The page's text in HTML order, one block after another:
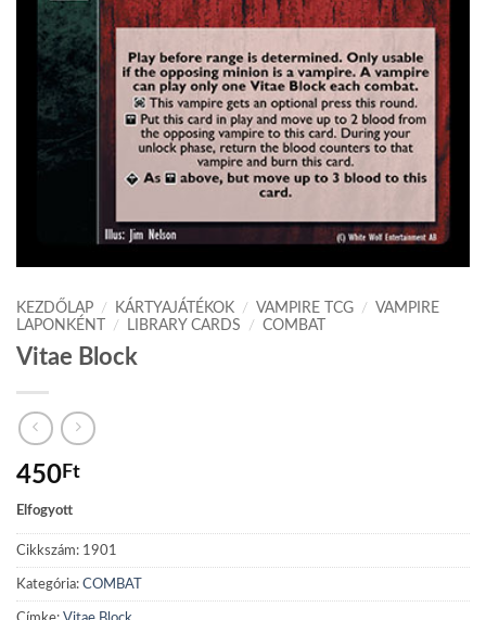
KEZDŐLAP / KÁRTYAJÁTÉKOK / VAMPIRE TCG /
VAMPIRE
LAPONKÉNT
/ LIBRARY CARDS / COMBAT
Vitae Block
450Ft
Elfogyott
Cikkszám: 1901
Kategória: COMBAT